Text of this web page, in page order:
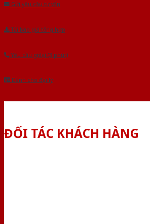
Gửi yêu cầu tư vấn
Tải báo giá tổng hợp
Yêu cầu gọi lại (3 phút)
Dành cho đại lý
ĐỐI TÁC KHÁCH HÀNG